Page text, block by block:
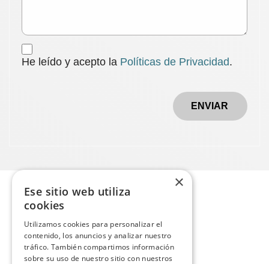
He leído y acepto la Políticas de Privacidad.
ENVIAR
×
Ese sitio web utiliza
cookies
Utilizamos cookies para personalizar el
contenido, los anuncios y analizar nuestro
tráfico. También compartimos información
sobre su uso de nuestro sitio con nuestros